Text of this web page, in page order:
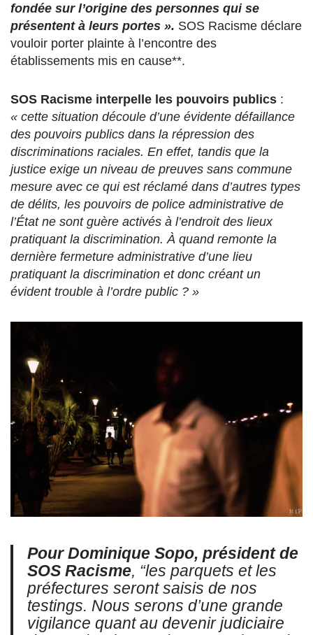
fondée sur l’origine des personnes qui se
présentent à leurs portes ». SOS Racisme déclare
vouloir porter plainte à l’encontre des
établissements mis en cause**.
SOS Racisme interpelle les pouvoirs publics :
« cette situation découle d’une évidente défaillance
des pouvoirs publics dans la répression des
discriminations raciales. En effet, tandis que la
justice exige un niveau de preuves sans commune
mesure avec ce qui est réclamé dans d’autres types
de délits, les pouvoirs de police administrative de
l’État ne sont guère activés à l’endroit des lieux
pratiquant la discrimination. À quand remonte la
dernière fermeture administrative d’une lieu
pratiquant la discrimination et donc créant un
évident trouble à l’ordre public ? »
Pour Dominique Sopo, président de
SOS Racisme, “les parquets et les
préfectures seront saisis de nos
testings. Nous serons d’une grande
vigilance quant au devenir judiciaire